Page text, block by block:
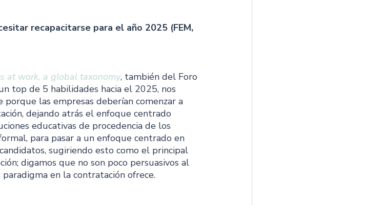
recapacitarse para el año 2025 (FEM,
at work, a global taxonomy, también del Foro
top de 5 habilidades hacia el 2025, nos
las empresas deberían comenzar a
dejando atrás el enfoque centrado
educativas de procedencia de los
para pasar a un enfoque centrado en
sugiriendo esto como el principal
digamos que no son poco persuasivos al
en la contratación ofrece.